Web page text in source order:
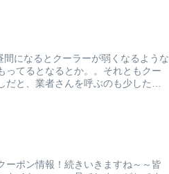
になるとクーラーが弱くなるような
ってるとなるとか。。それともクー
だと、業者さんを呼ぶのも少しため
ーポン情報！続きいきますね～～皆